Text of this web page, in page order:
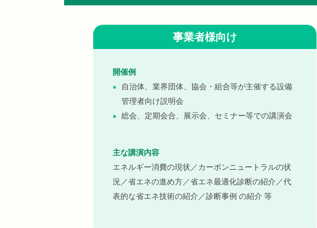
事業者様向け
開催例
自治体、業界団体、協会・組合等が主催する設備
管理者向け説明会
総会、定期会合、展示会、セミナー等での講演会
主な講演内容
エネルギー消費の現状／カーボンニュートラルの状
況／省エネの進め方／省エネ最適化診断の紹介／代
表的な省エネ技術の紹介／診断事例 の紹介 等